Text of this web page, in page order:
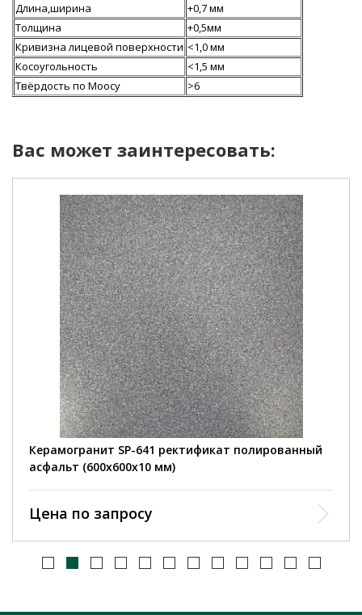
Длина,ширина
+0,7 мм
Толщина
+0,5мм
Кривизна лицевой поверхности <1,0 мм
Косоугольность
<1,5 мм
Твёрдость по Моосу
>6
Вас может заинтересовать:
Керамогранит SP-641 ректификат полированный
асфальт (600х600х10 мм)
Цена по запросу